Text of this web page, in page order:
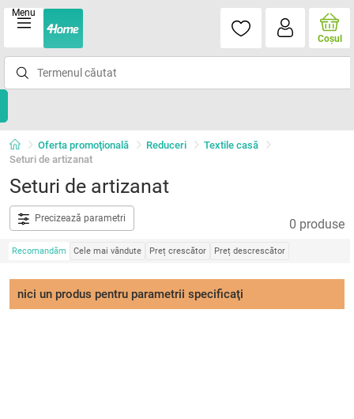
Menu
Coşul
Oferta promoţională Reduceri
Textile casă
Seturi de artizanat
Seturi de artizanat
Precizează parametri 0 produse
Recomandăm Cele mai vândute Preț crescător Preț descrescător
nici un produs pentru parametrii specificaţi